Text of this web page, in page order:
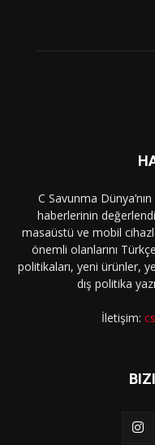
C Savunma
haberlerinin
masaüstü ve mobil
önemli olanlarını
politikaları, yeni ürünler,
dış politika
İletişim: